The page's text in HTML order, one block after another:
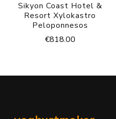
Sikyon Coast Hotel &
Resort Xylokastro
Peloponnesos
€818.00